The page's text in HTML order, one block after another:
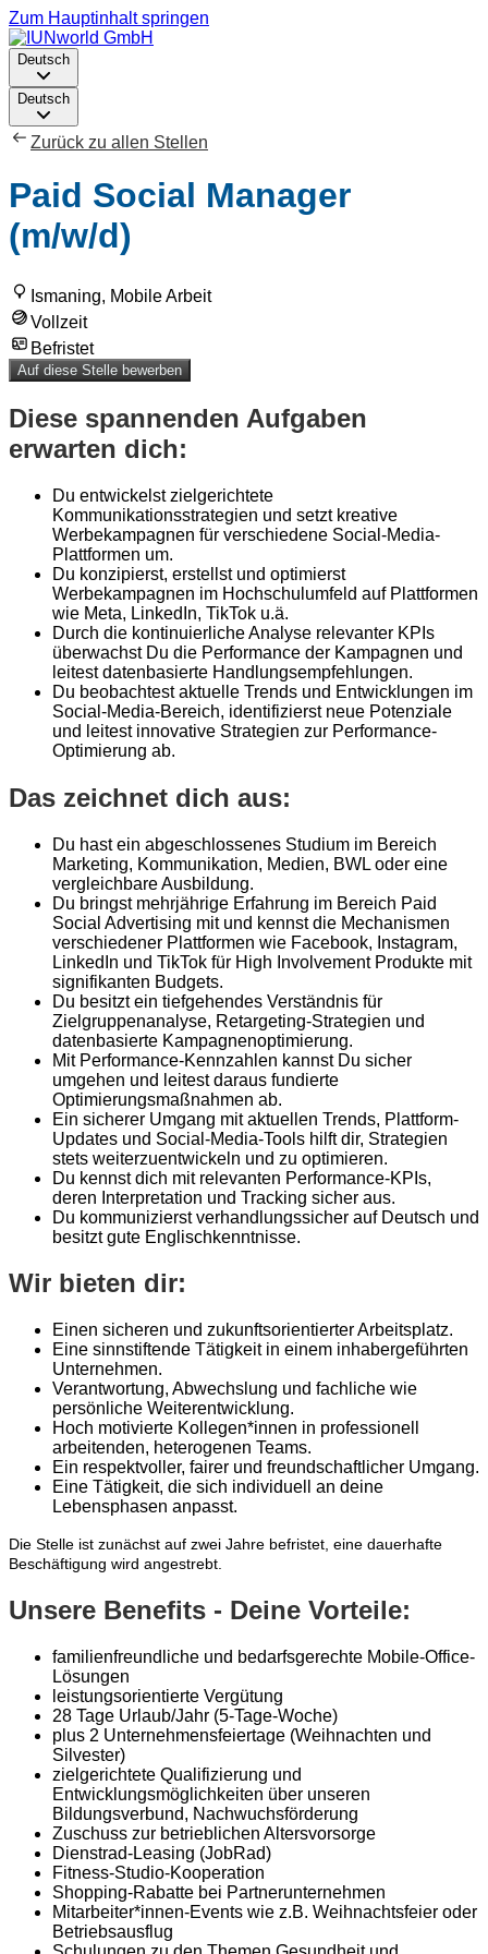
Zum Hauptinhalt springen
Deutsch
Deutsch
Zurück zu allen Stellen
Paid Social Manager
(m/w/d)
Ismaning, Mobile Arbeit
Vollzeit
Befristet
Auf diese Stelle bewerben
Diese spannenden Aufgaben
erwarten dich:
Du entwickelst zielgerichtete
Kommunikationsstrategien und setzt kreative
Werbekampagnen für verschiedene Social-Media-
Plattformen um.
Du konzipierst, erstellst und optimierst
Werbekampagnen im Hochschulumfeld auf Plattformen
wie Meta, LinkedIn, TikTok u.ä.
Durch die kontinuierliche Analyse relevanter KPIs
überwachst Du die Performance der Kampagnen und
leitest datenbasierte Handlungsempfehlungen.
Du beobachtest aktuelle Trends und Entwicklungen im
Social-Media-Bereich, identifizierst neue Potenziale
und leitest innovative Strategien zur Performance-
Optimierung ab.
Das zeichnet dich aus:
Du hast ein abgeschlossenes Studium im Bereich
Marketing, Kommunikation, Medien, BWL oder eine
vergleichbare Ausbildung.
Du bringst mehrjährige Erfahrung im Bereich Paid
Social Advertising mit und kennst die Mechanismen
verschiedener Plattformen wie Facebook, Instagram,
LinkedIn und TikTok für High Involvement Produkte mit
signifikanten Budgets.
Du besitzt ein tiefgehendes Verständnis für
Zielgruppenanalyse, Retargeting-Strategien und
datenbasierte Kampagnenoptimierung.
Mit Performance-Kennzahlen kannst Du sicher
umgehen und leitest daraus fundierte
Optimierungsmaßnahmen ab.
Ein sicherer Umgang mit aktuellen Trends, Plattform-
Updates und Social-Media-Tools hilft dir, Strategien
stets weiterzuentwickeln und zu optimieren.
Du kennst dich mit relevanten Performance-KPIs,
deren Interpretation und Tracking sicher aus.
Du kommunizierst verhandlungssicher auf Deutsch und
besitzt gute Englischkenntnisse.
Wir bieten dir:
Einen sicheren und zukunftsorientierter Arbeitsplatz.
Eine sinnstiftende Tätigkeit in einem inhabergeführten
Unternehmen.
Verantwortung, Abwechslung und fachliche wie
persönliche Weiterentwicklung.
Hoch motivierte Kollegen*innen in professionell
arbeitenden, heterogenen Teams.
Ein respektvoller, fairer und freundschaftlicher Umgang.
Eine Tätigkeit, die sich individuell an deine
Lebensphasen anpasst.
Die Stelle ist zunächst auf zwei Jahre befristet, eine dauerhafte
Beschäftigung wird angestrebt.
Unsere Benefits - Deine Vorteile:
familienfreundliche und bedarfsgerechte Mobile-Office-
Lösungen
leistungsorientierte Vergütung
28 Tage Urlaub/Jahr (5-Tage-Woche)
plus 2 Unternehmensfeiertage (Weihnachten und
Silvester)
zielgerichtete Qualifizierung und
Entwicklungsmöglichkeiten über unseren
Bildungsverbund, Nachwuchsförderung
Zuschuss zur betrieblichen Altersvorsorge
Dienstrad-Leasing (JobRad)
Fitness-Studio-Kooperation
Shopping-Rabatte bei Partnerunternehmen
Mitarbeiter*innen-Events wie z.B. Weihnachtsfeier oder
Betriebsausflug